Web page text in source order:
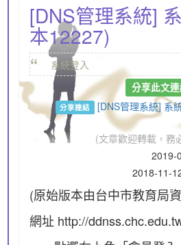
[DNS管理系統]
本12227)
“ 系統登入
分享此文
分享連結
[DNS管理系統] 系
(文章歡迎轉載，務
2019-
2018-11-
(原始版本由台中市教育局
網址 http://